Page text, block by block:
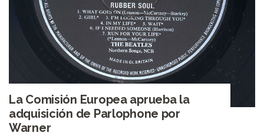
La Comisión Europea aprueba la
adquisición de Parlophone por
Warner